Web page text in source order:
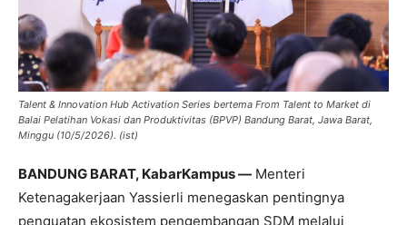
Talent & Innovation Hub Activation Series bertema From Talent to Market di
Balai Pelatihan Vokasi dan Produktivitas (BPVP) Bandung Barat, Jawa Barat,
Minggu (10/5/2026). (ist)
BANDUNG BARAT, KabarKampus — Menteri
Ketenagakerjaan Yassierli menegaskan pentingnya
penguatan ekosistem pengembangan SDM melalui